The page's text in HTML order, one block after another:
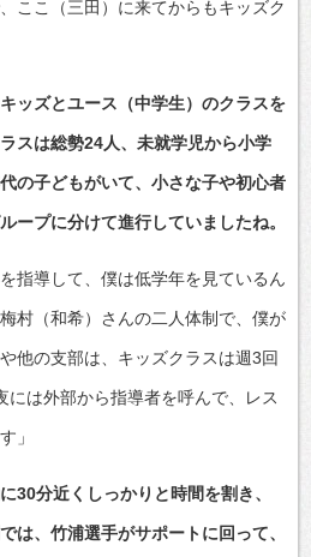
ここ（三田）に来てからもキッズク
ッズとユース（中学生）のクラスを
スは総勢24人、未就学児から小学
の子どもがいて、小さな子や初心者
ープに分けて進行していましたね。
指導して、僕は低学年を見ているん
村（和希）さんの二人体制で、僕が
他の支部は、キッズクラスは週3回
には外部から指導者を呼んで、レス
」
分近くしっかりと時間を割き、
は、竹浦選手がサポートに回って、